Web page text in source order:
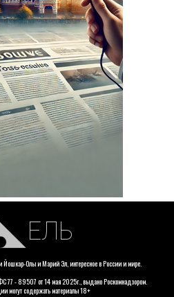
ЕЛЬ
Йошкар-Олы и Марий Эл, интересное в России и мире.
77 - 89507 от 14 мая 2025г., выдано Роскомнадзором.
могут содержать материалы 18+